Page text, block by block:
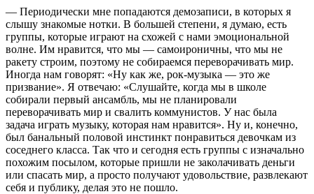
— Периодически мне попадаются демозаписи, в которых я
слышу знакомые нотки. В большей степени, я думаю, есть
группы, которые играют на схожей с нами эмоциональной
волне. Им нравится, что мы — самоироничны, что мы не
ракету строим, поэтому не собираемся переворачивать мир.
Иногда нам говорят: «Ну как же, рок-музыка — это же
призвание». Я отвечаю: «Слушайте, когда мы в школе
собирали первый ансамбль, мы не планировали
переворачивать мир и свалить коммунистов. У нас была
задача играть музыку, которая нам нравится». Ну и, конечно,
был банальный половой инстинкт понравиться девочкам из
соседнего класса. Так что и сегодня есть группы с изначально
похожим посылом, которые пришли не заколачивать деньги
или спасать мир, а просто получают удовольствие, развлекают
себя и публику, делая это не пошло.